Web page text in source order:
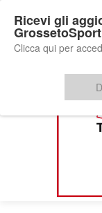
Ricevi gli
GrossetoSport
Clicca qui per